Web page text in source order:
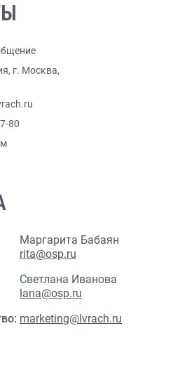
г. Москва,
80
Маргарита Бабаян
rita@osp.ru
Светлана Иванова
lana@osp.ru
marketing@lvrach.ru